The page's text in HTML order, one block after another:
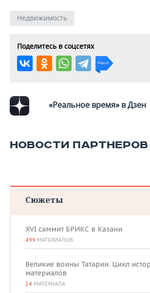
Недвижимость
Поделитесь в соцсетях
«Реальное время» в Дзен
НОВОСТИ ПАРТНЕРОВ
Сюжеты
XVI саммит БРИКС в Казани
499 МАТЕРИАЛОВ
Великие воины Татарии. Цикл
материалов
24 МАТЕРИАЛА